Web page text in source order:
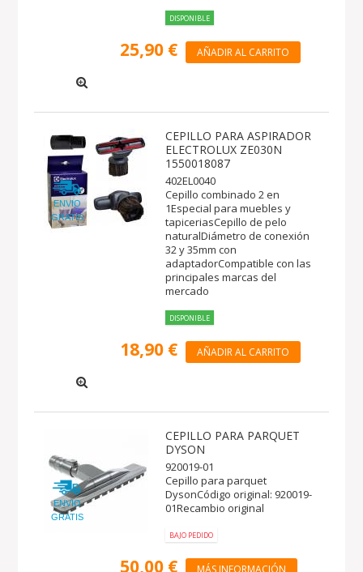
DISPONIBLE
25,90 € AÑADIR AL CARRITO
ENVIO
GRATIS
CEPILLO PARA ASPIRADOR
ELECTROLUX ZE030N
1550018087
402EL0040
Cepillo combinado 2 en
1Especial para muebles y
tapiceriasCepillo de pelo
naturalDiámetro de conexión
32 y 35mm con
adaptadorCompatible con las
principales marcas del
mercado
DISPONIBLE
18,90 € AÑADIR AL CARRITO
ENVIO
GRATIS
CEPILLO PARA PARQUET
DYSON
920019-01
Cepillo para parquet
DysonCódigo original: 920019-
01Recambio original
BAJO PEDIDO
50,00 €